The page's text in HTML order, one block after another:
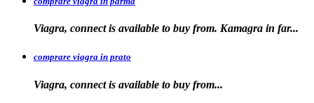
Viagra, connect is available to buy from. Kamagra in far...
comprare viagra in prato
Viagra, connect is available to buy from...